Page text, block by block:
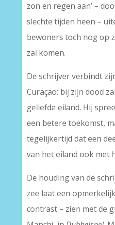
zon en regen aan’ –
slechte tijden heen –
bewoners toch nog op
zal komen.
De schrijver verbindt
Curaçao: bij zijn dood
geliefde eiland. Hij
een betere toekomst,
tegelijkertijd dat een
van het eiland ook met
De houding van de
zee laat een
contrast – zien met de